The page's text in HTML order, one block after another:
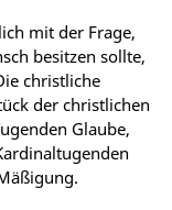
mit der Frage,
besitzen sollte,
christliche
der christlichen
Glaube,